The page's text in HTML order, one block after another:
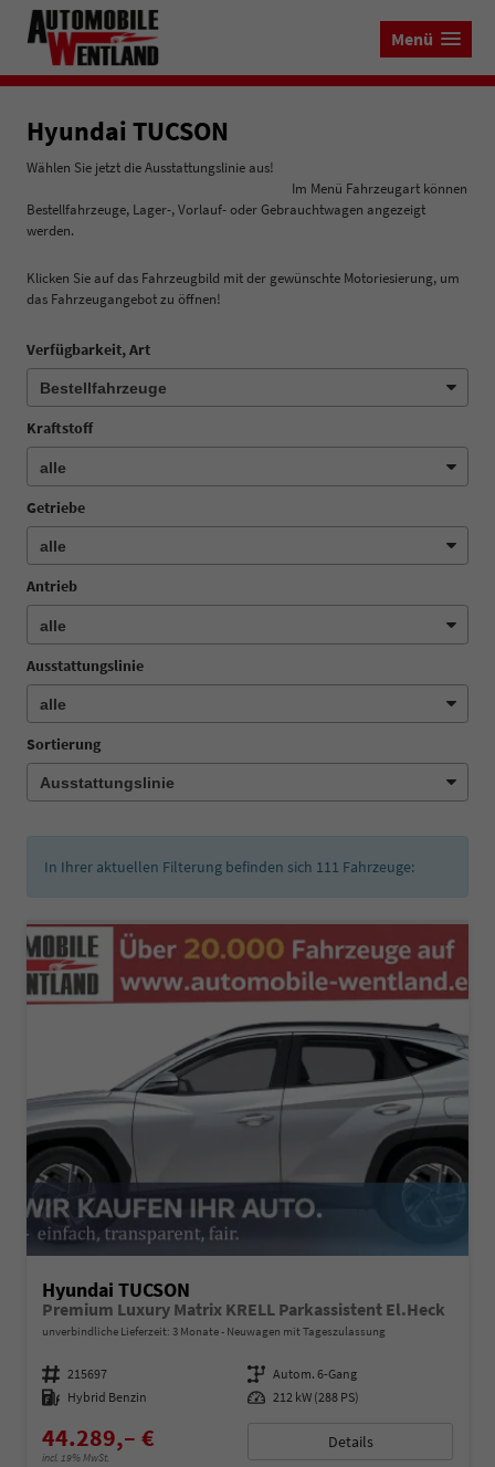
Menü
Hyundai TUCSON
Wählen Sie jetzt die Ausstattungslinie aus!
Im Menü Fahrzeugart können
Bestellfahrzeuge, Lager-, Vorlauf- oder Gebrauchtwagen angezeigt
werden.
Klicken Sie auf das Fahrzeugbild mit der gewünschte Motoriesierung, um
das Fahrzeugangebot zu öffnen!
Verfügbarkeit, Art
Kraftstoff
Getriebe
Antrieb
Ausstattungslinie
Sortierung
In Ihrer aktuellen Filterung befinden sich 111 Fahrzeuge:
Hyundai TUCSON
Premium Luxury Matrix KRELL Parkassistent El.Heck
unverbindliche Lieferzeit: 3 Monate Neuwagen mit Tageszulassung
Fahrzeugnummer 215697 Getriebe Autom. 6-Gang
Kraftstoff Hybrid Benzin Leistung 212 kW (288 PS)
44.289,– €
incl. 19% MwSt.
Details